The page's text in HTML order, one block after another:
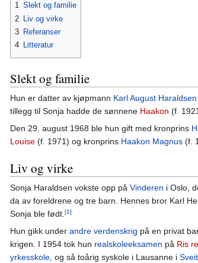
1 Slekt og familie
2
Liv og virke
3 Referanser
4 Litteratur
Slekt og familie
Hun er datter av kjøpmann Karl August Haraldsen
tillegg til Sonja hadde de sønnene Haakon (f.
Den 29. august 1968 ble hun gift med kronprins
Louise (f. 1971) og kronprins Haakon Magnus (f.
Liv og virke
Sonja Haraldsen vokste opp på Vinderen i Oslo,
da av foreldrene og tre barn. Hennes bror Karl
Sonja ble født.[1]
Hun gikk under andre verdenskrig på en privat
krigen. I 1954 tok hun realskoleeksamen på Ris
yrkesskole, og så toårig syskole i Lausanne i